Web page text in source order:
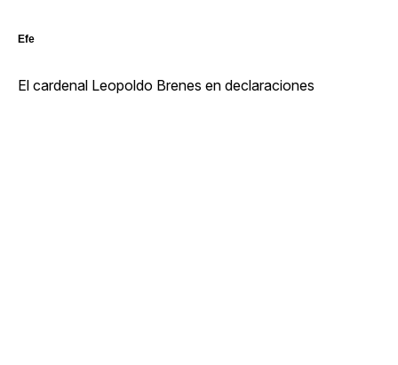
Efe
El cardenal Leopoldo Brenes en declaraciones